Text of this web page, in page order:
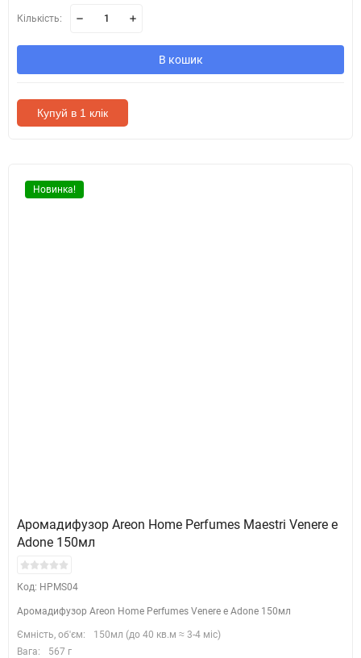
Кількість:
В кошик
Купуй в 1 клік
Новинка!
Аромадифузор Areon Home Perfumes Maestri Venere e
Adone 150мл
Код: HPMS04
Аромадифузор Areon Home Perfumes Venere e Adone 150мл
Ємність, об'єм:
150мл (до 40 кв.м ≈ 3-4 міс)
Вага:
567 г